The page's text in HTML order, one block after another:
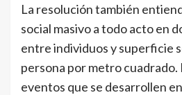
La resolución también
social masivo a todo acto en
entre individuos y superficie
persona por metro cuadrado.
eventos que se desarrollen